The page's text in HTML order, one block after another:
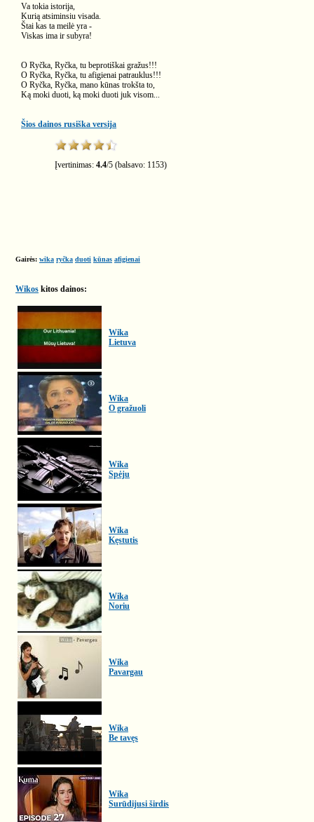
Va tokia istorija,
Kurią atsiminsiu visada.
Štai kas ta meilė yra -
Viskas ima ir subyra!
O Ryčka, Ryčka, tu beprotiškai gražus!!!
O Ryčka, Ryčka, tu afigienai patrauklus!!!
O Ryčka, Ryčka, mano kūnas trokšta to,
Ką moki duoti, ką moki duoti juk visom...
Šios dainos rusiška versija
Įvertinimas: 4.4/5 (balsavo: 1153)
Gairės: wika ryčka duoti kūnas afigienai
Wikos kitos dainos:
Wika
Lietuva
Wika
O gražuoli
Wika
Spėju
Wika
Kęstutis
Wika
Noriu
Wika
Pavargau
Wika
Be tavęs
Wika
Surūdijusi širdis